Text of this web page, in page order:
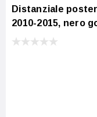
Distanziale
2010-2015, nero